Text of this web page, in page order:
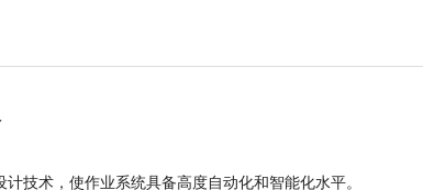
技术，使作业系统具备高度自动化和智能化水平。